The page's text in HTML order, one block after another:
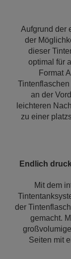
Aufgrund der
der
dieser
optimal für
Format
an der
leichteren
zu einer
Endlich
Mit dem
der
gemacht.
Seiten mit